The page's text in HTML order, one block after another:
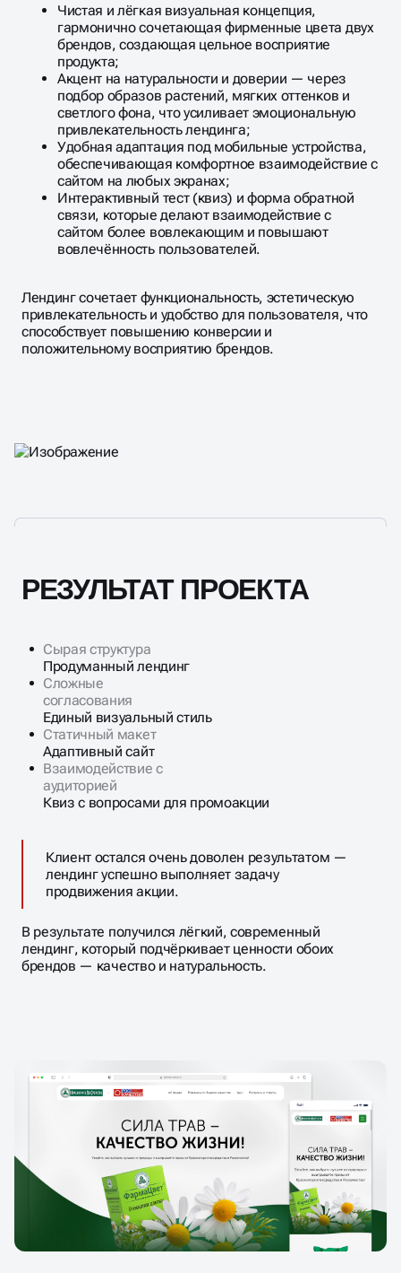
Чистая и лёгкая визуальная концепция,
гармонично сочетающая фирменные цвета двух
брендов, создающая цельное восприятие
продукта;
Акцент на натуральности и доверии — через
подбор образов растений, мягких оттенков и
светлого фона, что усиливает эмоциональную
привлекательность лендинга;
Удобная адаптация под мобильные устройства,
обеспечивающая комфортное взаимодействие с
сайтом на любых экранах;
Интерактивный тест (квиз) и форма обратной
связи, которые делают взаимодействие с
сайтом более вовлекающим и повышают
вовлечённость пользователей.
Лендинг сочетает функциональность, эстетическую
привлекательность и удобство для пользователя, что
способствует повышению конверсии и
положительному восприятию брендов.
РЕЗУЛЬТАТ ПРОЕКТА
Сырая структура
Продуманный лендинг
Сложные
согласования
Единый визуальный стиль
Статичный макет
Адаптивный сайт
Взаимодействие с
аудиторией
Квиз с вопросами для промоакции
Клиент остался очень доволен результатом —
лендинг успешно выполняет задачу
продвижения акции.
В результате получился лёгкий, современный
лендинг, который подчёркивает ценности обоих
брендов — качество и натуральность.